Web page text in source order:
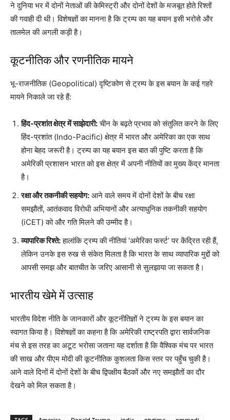
ने दुनिया भर में दोनों नेताओं की केमिस्ट्री और दोनों देशों के मजबूत होते रिश्तों
की गवाही दी थी। विशेषज्ञों का मानना है कि ट्रम्प का यह बयान इसी भरोसे और
तालमेल की अगली कड़ी है।
कूटनीतिक और रणनीतिक मायने
भू-राजनीतिक (Geopolitical) दृष्टिकोण से ट्रम्प के इस बयान के कई गहरे
मायने निकाले जा रहे हैं:
हिंद-प्रशांत क्षेत्र में साझेदारी:चीन के बढ़ते प्रभाव को संतुलित करने के लिए
हिंद-प्रशांत (Indo-Pacific) क्षेत्र में भारत और अमेरिका का एक साथ
होना बेहद जरूरी है। ट्रम्प का यह बयान इस बात की पुष्टि करता है कि
अमेरिकी प्रशासन भारत को इस क्षेत्र में अपनी नीतियों का मुख्य केंद्र मानता
है।
रक्षा और तकनीकी सहयोग: आने वाले समय में दोनों देशों के बीच रक्षा
समझौतों, आतंकवाद विरोधी अभियानों और अत्याधुनिक तकनीकी सहयोग
(iCET) को और गति मिलने की उम्मीद है।
व्यापारिक रिश्ते:हालांकि ट्रम्प की नीतियां ‘अमेरिका फर्स्ट’ पर केंद्रित रही हैं,
लेकिन उनके इस रुख से संकेत मिलता है कि भारत के साथ व्यापारिक मुद्दों को
आपसी समझ और बातचीत के जरिए आसानी से सुलझाया जा सकता है।
भारतीय खेमे में उत्साह
भारतीय विदेश नीति के जानकारों और कूटनीतिज्ञों ने ट्रम्प के इस बयान का
स्वागत किया है। विशेषज्ञों का कहना है कि अमेरिकी राष्ट्रपति द्वारा सार्वजनिक
मंच से इस तरह का अटूट भरोसा जताना यह दर्शाता है कि वैश्विक मंच पर भारत
की साख और पीएम मोदी की कूटनीतिक कुशलता किस स्तर पर पहुँच चुकी है।
आने वाले दिनों में दोनों देशों के बीच द्विपक्षीय बैठकों और नए समझौतों का दौर
देखने को मिल सकता है।